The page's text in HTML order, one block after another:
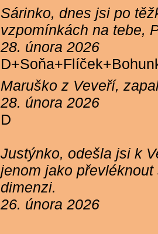
Sárinko, dnes jsi po
vzpomínkách na tebe,
28. února 2026
Maruško z Veveří,
28. února 2026
D
Justýnko, odešla jsi k
jenom jako
dimenzi.
26. února 2026